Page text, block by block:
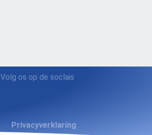
Volg os op de soclais
Privacyverklaring